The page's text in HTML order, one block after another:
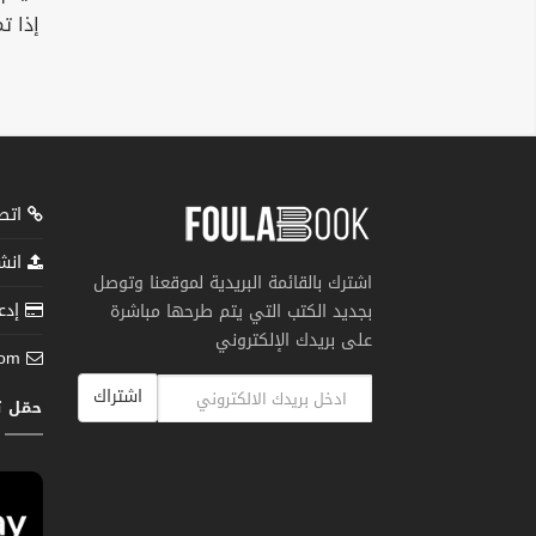
إذا
اشترك بالقائمة البريدية لموقعنا وتوصل
بجديد الكتب التي يتم طرحها مباشرة
على بريدك الإلكتروني
اشتراك
حمّل